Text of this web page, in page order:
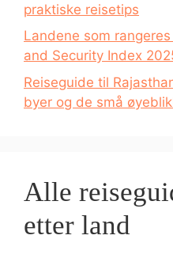
praktiske reisetips
Landene som
and Security Index
Reiseguide til
byer og de små
Alle
etter land